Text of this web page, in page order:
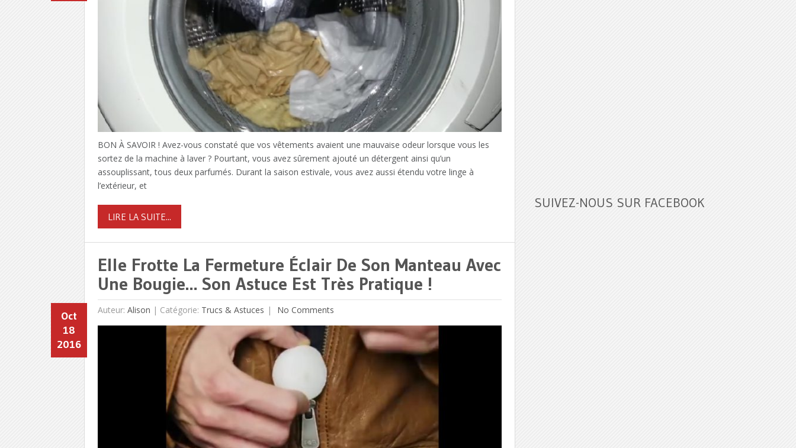
BON À SAVOIR ! Avez-vous constaté que vos vêtements avaient une mauvaise odeur lorsque vous les
sortez de la machine à laver ? Pourtant, vous avez sûrement ajouté un détergent ainsi qu’un
assouplissant, tous deux parfumés. Durant la saison estivale, vous avez aussi étendu votre linge à
l’extérieur, et
LIRE LA SUITE...
Elle Frotte La Fermeture Éclair De Son Manteau Avec
Une Bougie… Son Astuce Est Très Pratique !
Auteur: Alison |
Oct
18
2016
Catégorie: Trucs & Astuces No Comments
SUIVEZ-NOUS SUR FACEBOOK